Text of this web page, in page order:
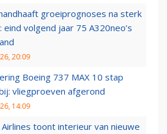
groeiprognoses na sterk
eind volgend jaar 75 A320neo’s
20:09
Boeing 737 MAX 10 stap
vliegproeven afgerond
14:09
Airlines toont interieur van nieuwe